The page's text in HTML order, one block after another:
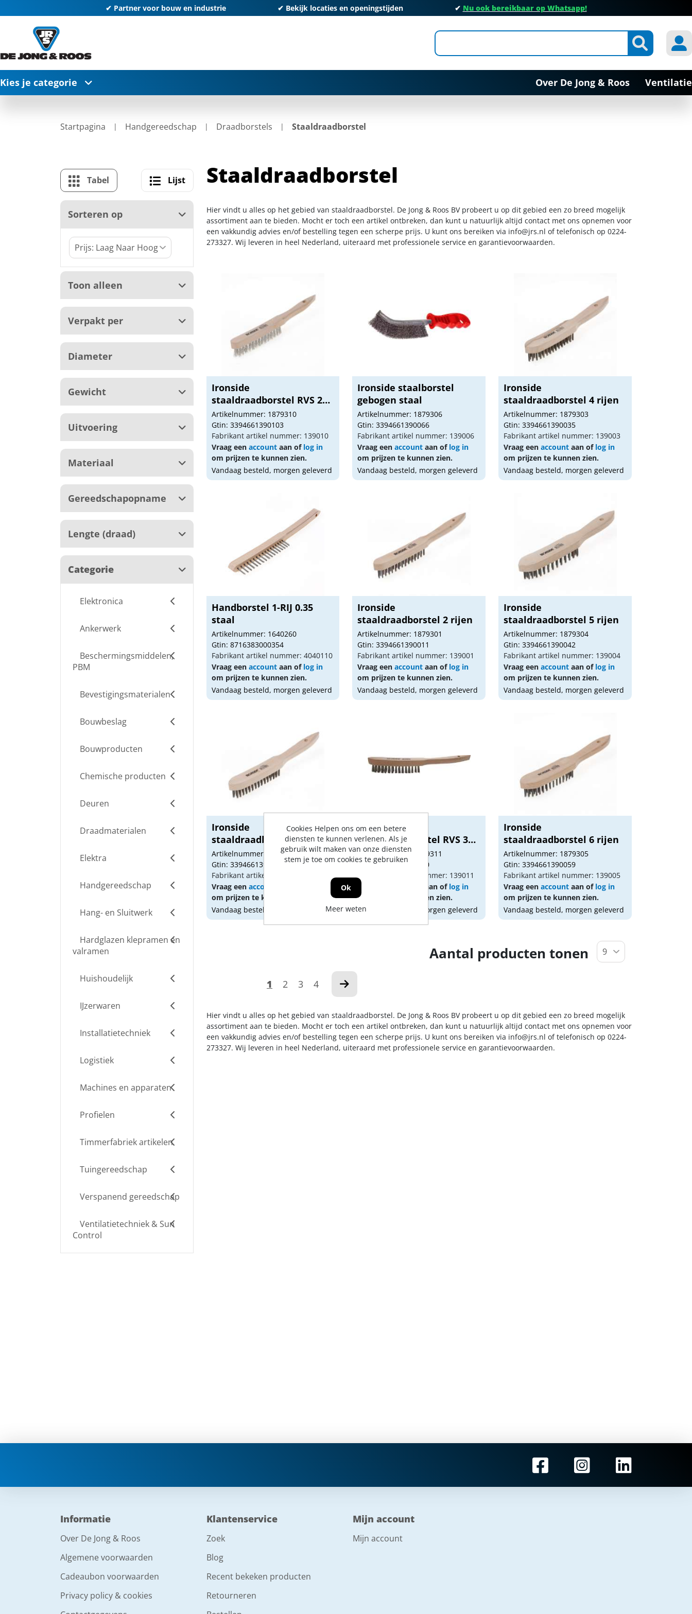
✔ Partner voor bouw en industrie ✔ Bekijk locaties en openingstijden ✔ Nu ook bereikbaar op Whatsapp!
Kies je categorie Over De Jong & Roos Ventilatie
Startpagina Handgereedschap Draadborstels Staaldraadborstel
Tabel Lijst
Sorteren op
Toon alleen
Verpakt per
Diameter
Gewicht
Uitvoering
Materiaal
Gereedschapopname
Lengte (draad)
Categorie
Elektronica
Ankerwerk
Beschermingsmiddelen,
PBM
Bevestigingsmaterialen
Bouwbeslag
Bouwproducten
Chemische producten
Deuren
Draadmaterialen
Elektra
Handgereedschap
Hang- en Sluitwerk
Hardglazen klepramen en
valramen
Huishoudelijk
IJzerwaren
Installatietechniek
Logistiek
Machines en apparaten
Profielen
Timmerfabriek artikelen
Tuingereedschap
Verspanend gereedschap
Ventilatietechniek & Sun
Control
Staaldraadborstel
Hier vindt u alles op het gebied van staaldraadborstel. De Jong & Roos BV probeert u op dit gebied een zo breed mogelijk
assortiment aan te bieden. Mocht er toch een artikel ontbreken, dan kunt u natuurlijk altijd contact met ons opnemen voor
een vakkundig advies en/of bestelling tegen een scherpe prijs. U kunt ons bereiken via info@jrs.nl of telefonisch op 0224-
273327. Wij leveren in heel Nederland, uiteraard met professionele service en garantievoorwaarden.
Ironside
staaldraadborstel RVS 2
rijen
Artikelnummer: 1879310
Gtin: 3394661390103
Fabrikant artikel nummer: 139010
Vraag een accountaan of log in
om prijzen te kunnen zien.
Vandaag besteld, morgen geleverd
Ironside staalborstel
gebogen staal
Artikelnummer: 1879306
Gtin: 3394661390066
Fabrikant artikel nummer: 139006
Vraag eenaccount aan of log in
om prijzen te kunnen zien.
Vandaag besteld, morgen geleverd
Ironside
staaldraadborstel 4 rijen
Artikelnummer: 1879303
Gtin: 3394661390035
Fabrikant artikel nummer: 139003
Vraag eenaccount aan of log in
om prijzen te kunnen zien.
Vandaag besteld, morgen geleverd
Handborstel 1-RIJ 0.35
staal
Artikelnummer: 1640260
Gtin: 8716383000354
Fabrikant artikel nummer: 4040110
Vraag een accountaan of log in
om prijzen te kunnen zien.
Vandaag besteld, morgen geleverd
Ironside
staaldraadborstel 2 rijen
Artikelnummer: 1879301
Gtin: 3394661390011
Fabrikant artikel nummer: 139001
Vraag eenaccount aan of log in
om prijzen te kunnen zien.
Vandaag besteld, morgen geleverd
Ironside
staaldraadborstel 5 rijen
Artikelnummer: 1879304
Gtin: 3394661390042
Fabrikant artikel nummer: 139004
Vraag eenaccount aan of log in
om prijzen te kunnen zien.
Vandaag besteld, morgen geleverd
Ironside
staaldraadborstel 3 rijen
Artikelnummer: 1879302
Gtin: 3394661390028
Fabrikant artikel nummer: 139002
Vraag een account
om prijzen te kunnen zien.
Vandaag besteld, morgen geleverd
Ironside
staaldraadborstel RVS 3
rijen
Artikelnummer: 1879311
Gtin: 3394661390110
Fabrikant artikel nummer: 139011
aan of log in
om prijzen te kunnen zien.
Vandaag besteld, morgen geleverd
Ironside
staaldraadborstel 6 rijen
Artikelnummer: 1879305
Gtin: 3394661390059
Fabrikant artikel nummer: 139005
Vraag eenaccount aan of log in
om prijzen te kunnen zien.
Vandaag besteld, morgen geleverd
1 2 3 4
Aantal producten tonen
Hier vindt u alles op het gebied van staaldraadborstel. De Jong & Roos BV probeert u op dit gebied een zo breed mogelijk
assortiment aan te bieden. Mocht er toch een artikel ontbreken, dan kunt u natuurlijk altijd contact met ons opnemen voor
een vakkundig advies en/of bestelling tegen een scherpe prijs. U kunt ons bereiken via info@jrs.nl of telefonisch op 0224-
273327. Wij leveren in heel Nederland, uiteraard met professionele service en garantievoorwaarden.
Informatie
Over De Jong & Roos
Algemene voorwaarden
Cadeaubon voorwaarden
Privacy policy & cookies
Klantenservice
Zoek
Blog
Recent bekeken producten
Retourneren
Mijn account
Mijn account
Cookies Helpen ons om een betere
diensten te kunnen verlenen. Als je
gebruik wilt maken van onze diensten
stem je toe om cookies te gebruiken
Ok
Meer weten